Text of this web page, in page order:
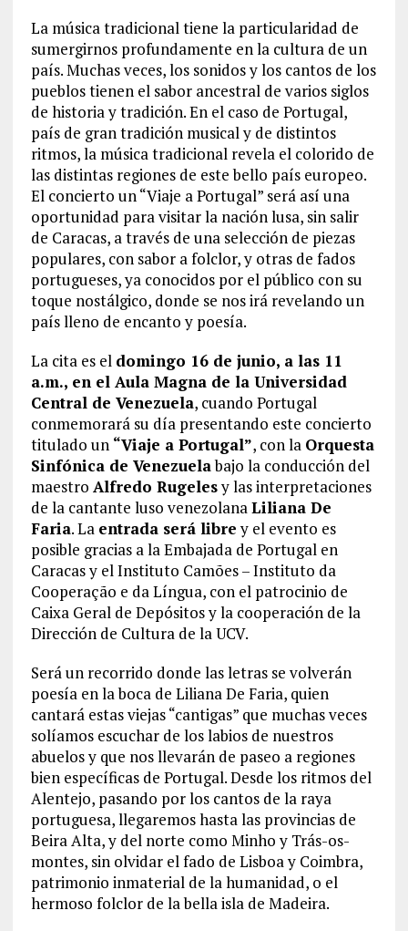
La música tradicional tiene la particularidad de
sumergirnos profundamente en la cultura de un
país. Muchas veces, los sonidos y los cantos de los
pueblos tienen el sabor ancestral de varios siglos
de historia y tradición. En el caso de Portugal,
país de gran tradición musical y de distintos
ritmos, la música tradicional revela el colorido de
las distintas regiones de este bello país europeo.
El concierto un “Viaje a Portugal” será así una
oportunidad para visitar la nación lusa, sin salir
de Caracas, a través de una selección de piezas
populares, con sabor a folclor, y otras de fados
portugueses, ya conocidos por el público con su
toque nostálgico, donde se nos irá revelando un
país lleno de encanto y poesía.
La cita es el domingo 16 de junio, a las 11
a.m., en el Aula Magna de la Universidad
Central de Venezuela, cuando Portugal
conmemorará su día presentando este concierto
titulado un “Viaje a Portugal”, con la Orquesta
Sinfónica de Venezuelabajo la conducción del
maestro Alfredo Rugelesy las interpretaciones
de la cantante luso venezolanaLiliana De
Faria. La entrada será librey el evento es
posible gracias a la Embajada de Portugal en
Caracas y el Instituto Camões – Instituto da
Cooperação e da Língua, con el patrocinio de
Caixa Geral de Depósitos y la cooperación de la
Dirección de Cultura de la UCV.
Será un recorrido donde las letras se volverán
poesía en la boca de Liliana De Faria, quien
cantará estas viejas “cantigas” que muchas veces
solíamos escuchar de los labios de nuestros
abuelos y que nos llevarán de paseo a regiones
bien específicas de Portugal. Desde los ritmos del
Alentejo, pasando por los cantos de la raya
portuguesa, llegaremos hasta las provincias de
Beira Alta, y del norte como Minho y Trás-os-
montes, sin olvidar el fado de Lisboa y Coimbra,
patrimonio inmaterial de la humanidad, o el
hermoso folclor de la bella isla de Madeira.